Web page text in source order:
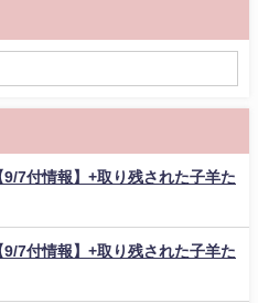
7付情報】+取り残された子羊た
7付情報】+取り残された子羊た